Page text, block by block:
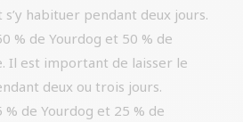
s’y habituer pendant deux jours.
% de Yourdog et 50 % de
Il est important de laisser le
deux ou trois jours.
de Yourdog et 25 % de